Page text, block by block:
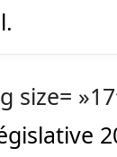
size=